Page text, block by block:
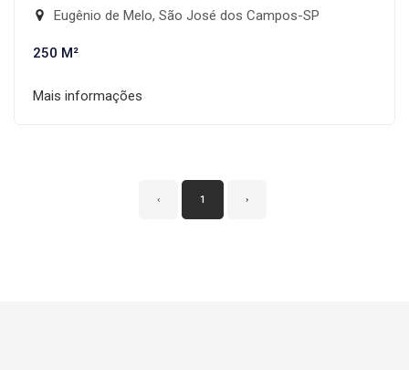
Eugênio de Melo, São José dos Campos-SP
250 M²
Mais informações
‹ 1 ›